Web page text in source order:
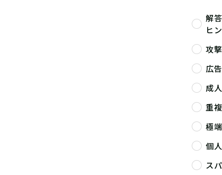
解
ヒ
攻
広
成
重
極
個
ス